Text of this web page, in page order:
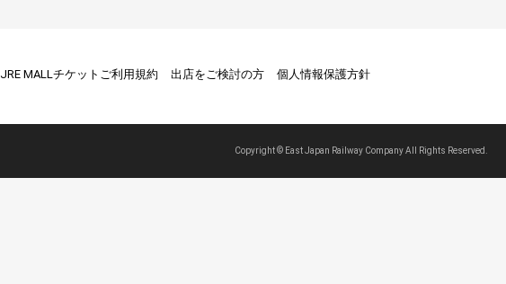
JRE MALLチケットご利用規約 出店をご検討の方 個人情報保護方針
Copyright © East Japan Railway Company All Rights Reserved.